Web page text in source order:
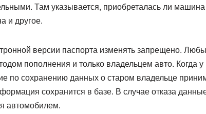
Там указывается, приобреталась ли машина
и другое.
версии паспорта изменять запрещено.
пополнения и только владельцем авто. Когда
по сохранению данных о старом владельце
сохранится в базе. В случае отказа
автомобилем.